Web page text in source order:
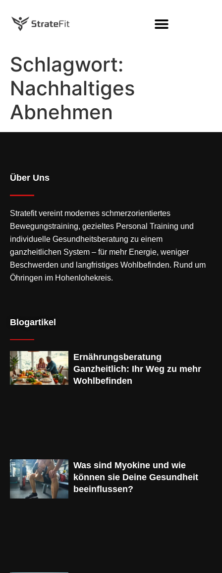
Schlagwort:
Nachhaltiges
Abnehmen
Über Uns
Stratefit vereint modernes schmerzorientiertes
Bewegungstraining, gezieltes Personal Training und
individuelle Gesundheitsberatung zu einem
ganzheitlichen System – für mehr Energie, weniger
Beschwerden und langfristiges Wohlbefinden. Rund um
Öhringen im Hohenlohekreis.
Blogartikel
Ernährungsberatung
Ganzheitlich: Ihr Weg zu mehr
Wohlbefinden
Was sind Myokine und wie
können sie Deine Gesundheit
beeinflussen?